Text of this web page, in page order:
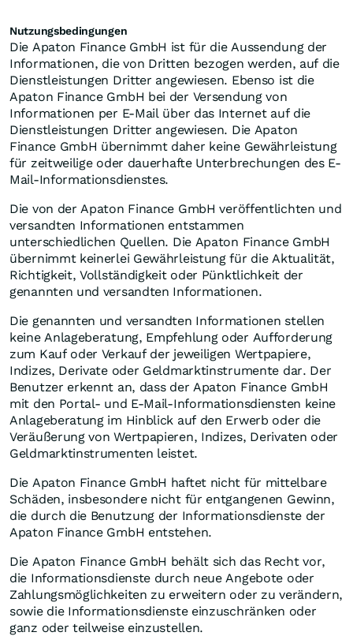
Nutzungsbedingungen
Die Apaton Finance GmbH ist für die Aussendung der
Informationen, die von Dritten bezogen werden, auf die
Dienstleistungen Dritter angewiesen. Ebenso ist die
Apaton Finance GmbH bei der Versendung von
Informationen per E-Mail über das Internet auf die
Dienstleistungen Dritter angewiesen. Die Apaton
Finance GmbH übernimmt daher keine Gewährleistung
für zeitweilige oder dauerhafte Unterbrechungen des E-
Mail-Informationsdienstes.
Die von der Apaton Finance GmbH veröffentlichten und
versandten Informationen entstammen
unterschiedlichen Quellen. Die Apaton Finance GmbH
übernimmt keinerlei Gewährleistung für die Aktualität,
Richtigkeit, Vollständigkeit oder Pünktlichkeit der
genannten und versandten Informationen.
Die genannten und versandten Informationen stellen
keine Anlageberatung, Empfehlung oder Aufforderung
zum Kauf oder Verkauf der jeweiligen Wertpapiere,
Indizes, Derivate oder Geldmarktinstrumente dar. Der
Benutzer erkennt an, dass der Apaton Finance GmbH
mit den Portal- und E-Mail-Informationsdiensten keine
Anlageberatung im Hinblick auf den Erwerb oder die
Veräußerung von Wertpapieren, Indizes, Derivaten oder
Geldmarktinstrumenten leistet.
Die Apaton Finance GmbH haftet nicht für mittelbare
Schäden, insbesondere nicht für entgangenen Gewinn,
die durch die Benutzung der Informationsdienste der
Apaton Finance GmbH entstehen.
Die Apaton Finance GmbH behält sich das Recht vor,
die Informationsdienste durch neue Angebote oder
Zahlungsmöglichkeiten zu erweitern oder zu verändern,
sowie die Informationsdienste einzuschränken oder
ganz oder teilweise einzustellen.